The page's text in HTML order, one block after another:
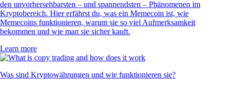
den unvorhersehbarsten – und spannendsten – Phänomenen im
Kryptobereich. Hier erfährst du, was ein Memecoin ist, wie
Memecoins funktionieren, warum sie so viel Aufmerksamkeit
bekommen und wie man sie sicher kauft.
Learn more
Was sind Kryptowährungen und wie funktionieren sie?